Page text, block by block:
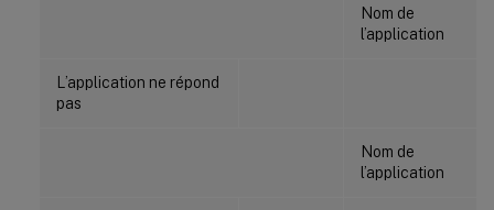
Nom de
l’application
L’application ne répond
pas
Nom de
l’application